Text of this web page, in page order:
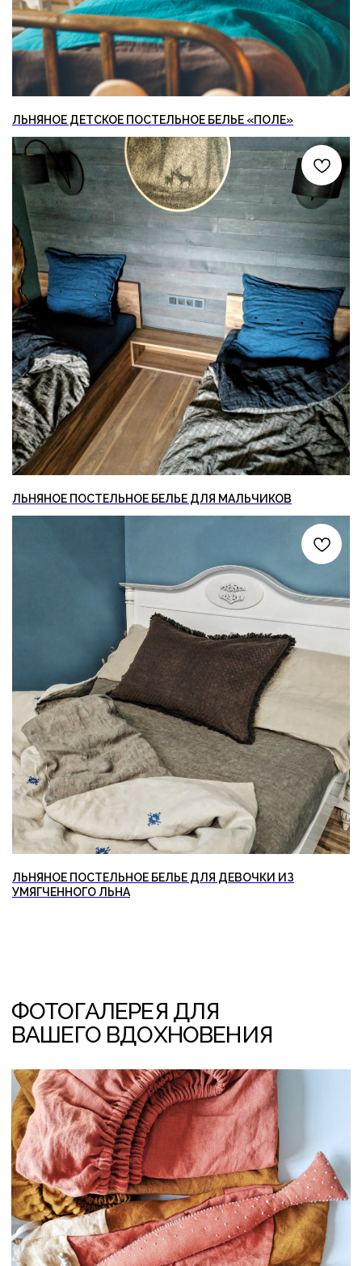
ЛЬНЯНОЕ ДЕТСКОЕ ПОСТЕЛЬНОЕ БЕЛЬЕ «ПОЛЕ»
ЛЬНЯНОЕ ПОСТЕЛЬНОЕ БЕЛЬЕ ДЛЯ МАЛЬЧИКОВ
ЛЬНЯНОЕ ПОСТЕЛЬНОЕ БЕЛЬЕ ДЛЯ ДЕВОЧКИ ИЗ
УМЯГЧЕННОГО ЛЬНА